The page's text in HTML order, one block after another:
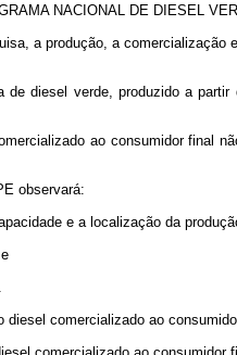
NACIONAL DE DIESEL
a produção, a
diesel verde, produzido a
ao consumidor final
observará:
e a localização da
comercializado ao